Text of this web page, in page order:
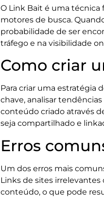
O Link Bait é uma técnica
motores de busca.
probabilidade de ser
tráfego e na visibilidade
Como criar
Para criar uma estratégia
chave, analisar
conteúdo criado através
seja compartilhado e
Erros
Um dos erros mais
Links de sites
conteúdo, o que pode